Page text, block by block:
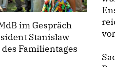
im Gespräch
Stanislaw
Familientages